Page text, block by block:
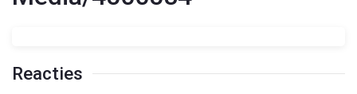
Reacties